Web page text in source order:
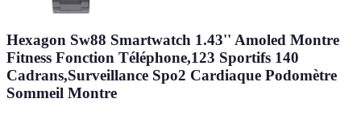
Hexagon Sw88 Smartwatch 1.43'' Amoled Montre
Fitness Fonction Téléphone,123 Sportifs 140
Cadrans,Surveillance Spo2 Cardiaque Podomètre
Sommeil Montre